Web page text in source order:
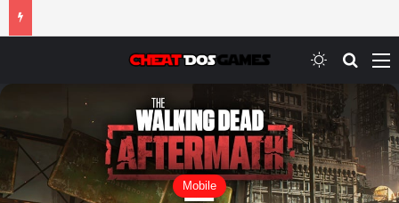
Switch skin
Mobile